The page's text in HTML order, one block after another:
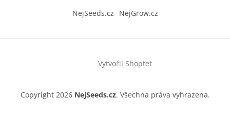
NejSeeds.cz NejGrow.cz
Vytvořil Shoptet
Copyright 2026 NejSeeds.cz. Všechna práva vyhrazena.